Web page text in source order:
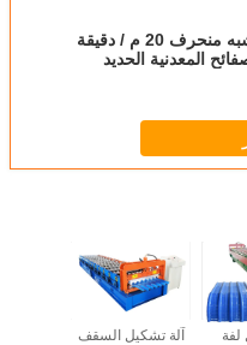
سقف فولاذي شبه منحرف 20 م / دقيقة
المعدنية الحديد
آلة تشكيل السقف
لفة